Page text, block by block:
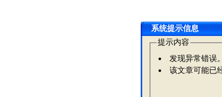
系统提示信息
提示内容
发现异常错误
该文章可能已